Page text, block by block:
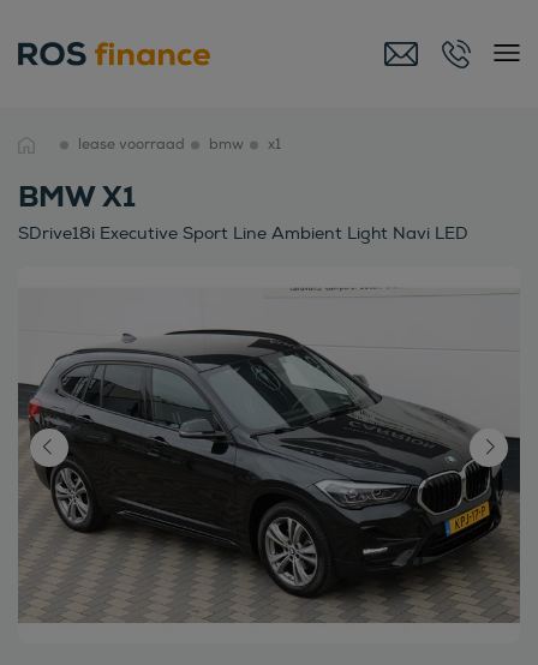
lease voorraad bmw x1
BMW X1
SDrive18i Executive Sport Line Ambient Light Navi LED